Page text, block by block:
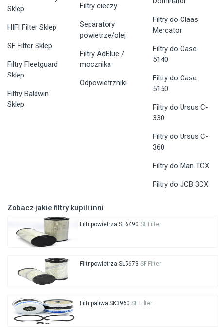
Sklep
HIFI Filter Sklep
SF Filter Sklep
Filtry Fleetguard
Sklep
Filtry Baldwin
Sklep
Filtry cieczy
Separatory
powietrze/olej
Filtry AdBlue /
mocznika
Odpowietrzniki
Filtry do Claas
Mercator
Filtry do Case
5140
Filtry do Case
5150
Filtry do Ursus C-
330
Filtry do Ursus C-
360
Filtry do Man TGX
Filtry do JCB 3CX
Zobacz jakie filtry kupili inni
Filtr powietrza SL6490 SF Filter
Filtr powietrza SL5673 SF Filter
Filtr paliwa SK3960 SF Filter